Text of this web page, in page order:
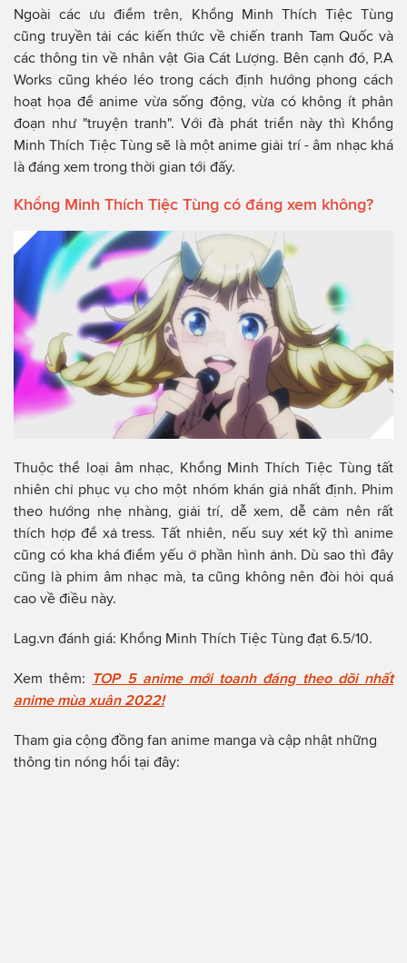
Ngoài các ưu điểm trên, Khổng Minh Thích Tiệc Tùng
cũng truyền tải các kiến thức về chiến tranh Tam Quốc và
các thông tin về nhân vật Gia Cát Lượng. Bên cạnh đó, P.A
Works cũng khéo léo trong cách định hướng phong cách
hoạt họa để anime vừa sống động, vừa có không ít phân
đoạn như "truyện tranh". Với đà phát triển này thì Khổng
Minh Thích Tiệc Tùng sẽ là một anime giải trí - âm nhạc khá
là đáng xem trong thời gian tới đấy.
Khổng Minh Thích Tiệc Tùng có đáng xem không?
Thuộc thể loại âm nhạc, Khổng Minh Thích Tiệc Tùng tất
nhiên chỉ phục vụ cho một nhóm khán giả nhất định. Phim
theo hướng nhẹ nhàng, giải trí, dễ xem, dễ cảm nên rất
thích hợp để xả tress. Tất nhiên, nếu suy xét kỹ thì anime
cũng có kha khá điểm yếu ở phần hình ảnh. Dù sao thì đây
cũng là phim âm nhạc mà, ta cũng không nên đòi hỏi quá
cao về điều này.
Lag.vn đánh giá: Khổng Minh Thích Tiệc Tùng đạt 6.5/10.
Xem thêm: TOP 5 anime mới toanh đáng theo dõi nhất
anime mùa xuân 2022!
Tham gia cộng đồng fan anime manga và cập nhật những
thông tin nóng hổi tại đây: